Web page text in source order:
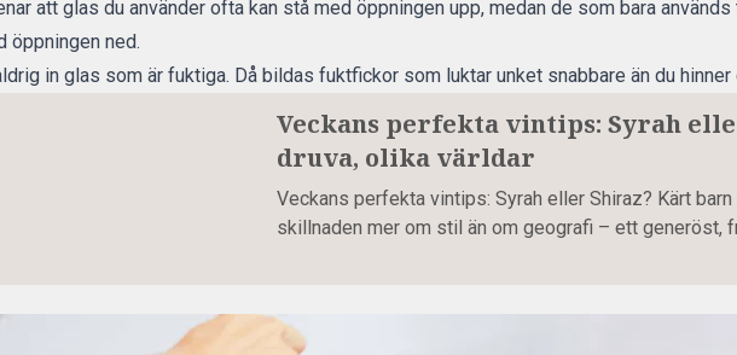
att glas du använder ofta kan stå med öppningen upp, medan de som bara
öppningen ned.
in glas som är fuktiga. Då bildas fuktfickor som luktar unket snabbare än du hinner
Veckans perfekta vintips: Syrah
druva, olika världar
Veckans perfekta vintips: Syrah eller Shiraz? Kärt barn
skillnaden mer om stil än om geografi – ett generöst,